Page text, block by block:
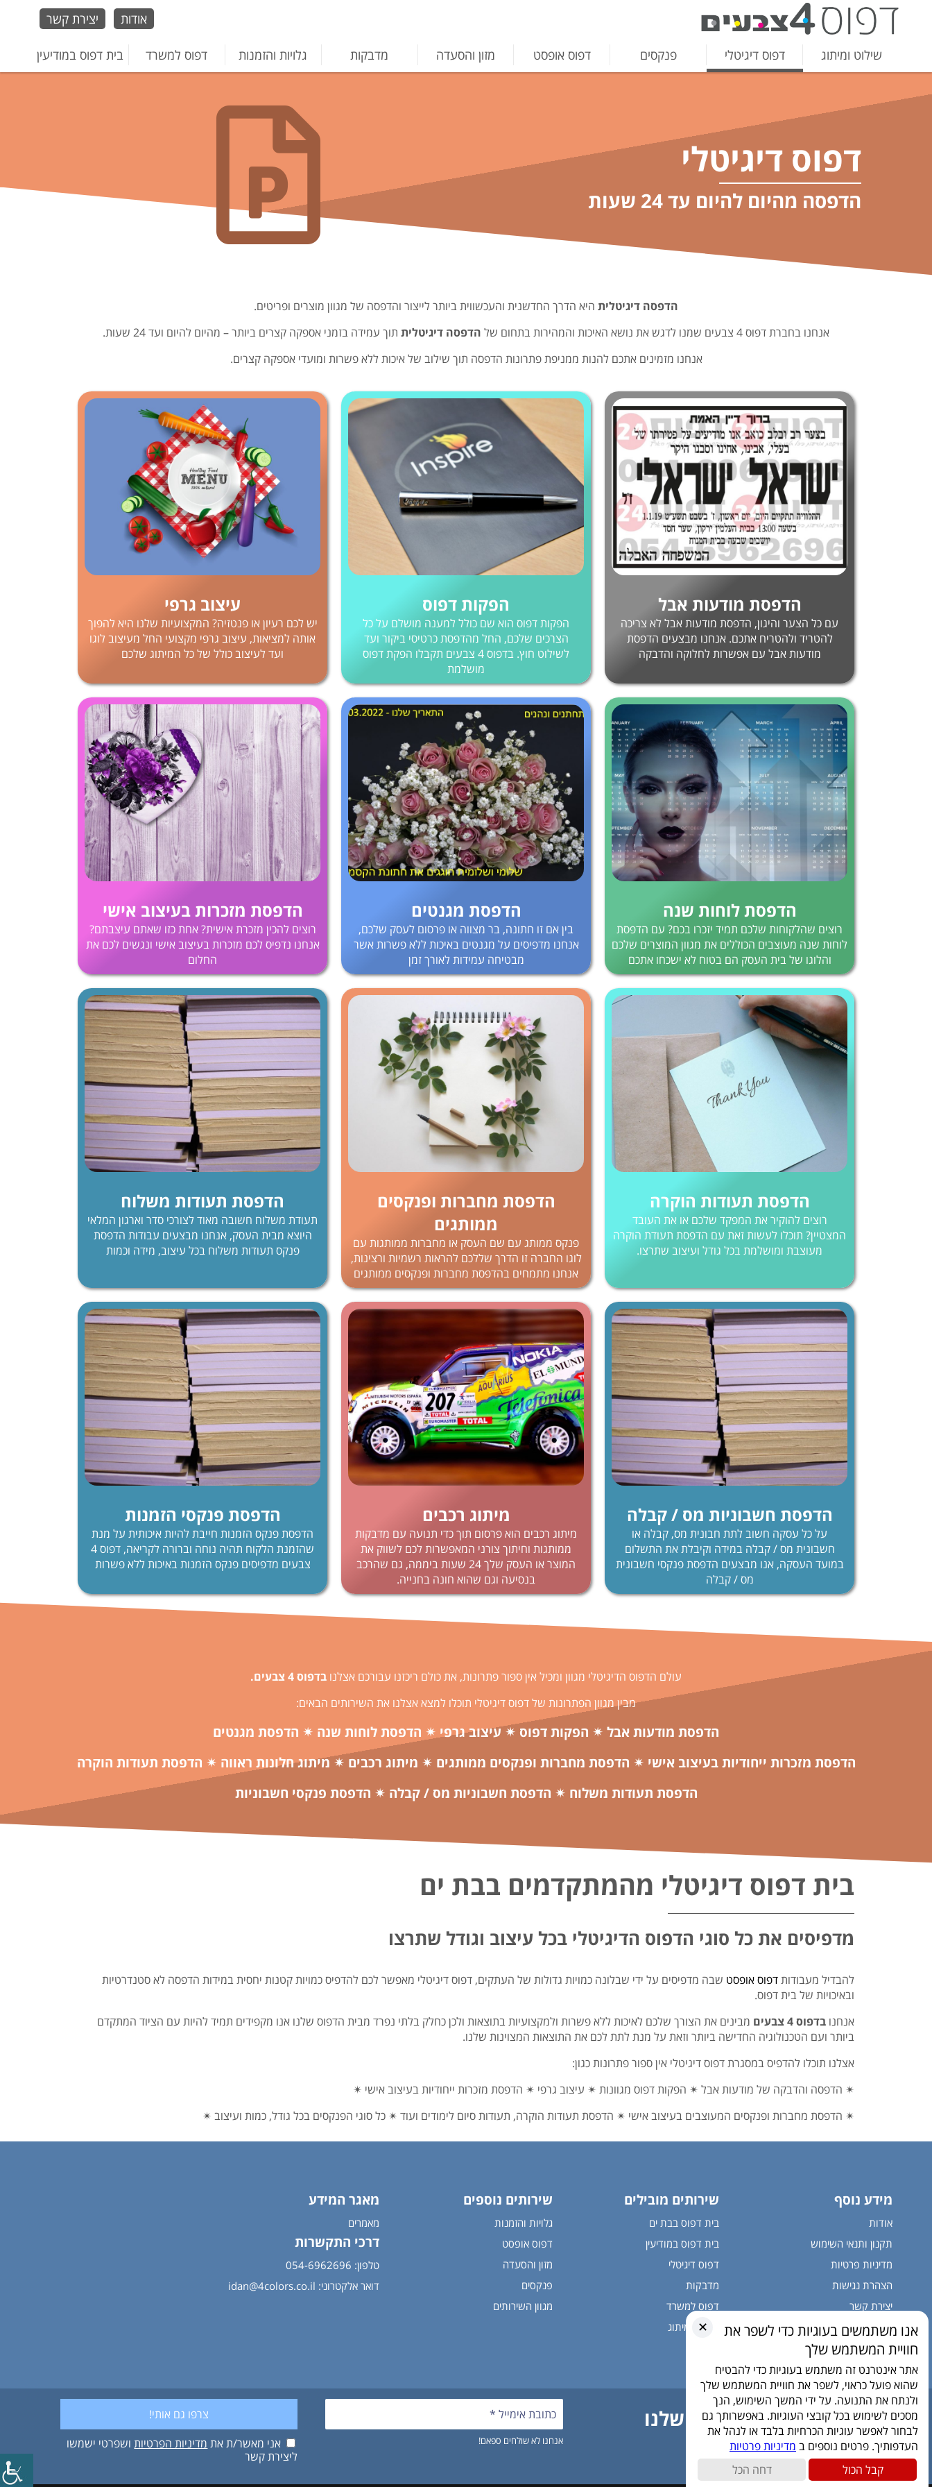
אודות יצירת קשר
שילוט ומיתוג דפוס דיגיטלי פנקסים דפוס אופסט מזון והסעדה מדבקות גלויות והזמנות דפוס למשרד בית דפוס במודיעין
דפוס דיגיטלי
הדפסה מהיום להיום עד 24 שעות
הדפסה דיגיטלית היא הדרך החדשנית והעכשווית ביותר לייצור והדפסה של מגוון מוצרים ופריטים.
אנחנו בחברת דפוס 4 צבעים שמנו לדגש את נושא האיכות והמהירות בתחום של
הדפסה דיגיטלית תוך עמידה בזמני אספקה קצרים ביותר – מהיום להיום ועד 24 שעות.
אנחנו מזמינים אתכם להנות ממניפת פתרונות הדפסה תוך שילוב של איכות ללא פשרות ומועדי אספקה קצרים.
הדפסת מודעות אבל
עם כל הצער והיגון, הדפסת מודעות אבל לא צריכה
להטריד ולהטריח אתכם. אנחנו מבצעים הדפסת
מודעות אבל עם אפשרות לחלוקה והדבקה
הפקות דפוס
הפקות דפוס הוא שם כולל למענה מושלם על כל
הצרכים שלכם, החל מהדפסת כרטיסי ביקור ועד
לשילוט חוץ. בדפוס 4 צבעים תקבלו הפקת דפוס
מושלמת
עיצוב גרפי
יש לכם רעיון או פנטזיה? המקצועיות שלנו היא להפוך
אותה למציאות, עיצוב גרפי מקצועי החל מעיצוב לוגו
ועד לעיצוב כולל של כל המיתוג שלכם
הדפסת לוחות שנה
רוצים שהלקוחות שלכם תמיד יזכרו בכם? עם הדפסת
לוחות שנה מעוצבים הכוללים את מגוון המוצרים שלכם
והלוגו של בית העסק הם בטוח לא ישכחו אתכם
הדפסת מגנטים
בין אם זו חתונה, בר מצווה או פרסום לעסק שלכם,
אנחנו מדפיסים על מגנטים באיכות ללא פשרות אשר
מבטיחה עמידות לאורך זמן
הדפסת מזכרות בעיצוב אישי
רוצים להכין מזכרת אישית? אחת כזו שאתם עיצבתם?
אנחנו נדפיס לכם מזכרות בעיצוב אישי ונגשים לכם את
החלום
הדפסת תעודות הוקרה
רוצים להוקיר את המפקד שלכם או את העובד
המצטיין? תוכלו לעשות זאת עם הדפסת תעודת הוקרה
מעוצבת ומושלמת בכל גודל ועיצוב שתרצו.
הדפסת מחברות ופנקסים
ממותגים
פנקס ממותג עם שם העסק או מחברות ממותגות עם
לוגו החברה זו הדרך שללכם להראות רשמיות ורצינות,
אנחנו מתמחים בהדפסת מחברות ופנקסים ממותגים
הדפסת תעודות משלוח
תעודת משלוח חשובה מאוד לצורכי סדר וארגון המלאי
היוצא מבית העסק, אנחנו מבצעים עבודות הדפסת
פנקס תעודות משלוח בכל עיצוב, מידה וכמות
הדפסת חשבוניות מס / קבלה
על כל עסקה חשוב לתת חבונית מס, קבלה או
חשבונית מס / קבלה במידה וקיבלת את התשלום
במועד העסקה, אנו מבצעים הדפסת פנקסי חשבונית
מס / קבלה
מיתוג רכבים​
מיתוג רכבים הוא פרסום תוך כדי תנועה עם מדבקות
ממותגות וחיתוך צורני המאפשרות לכם לשווק את
המוצר או העסק שלך 24 שעות ביממה, גם שהרכב
בנסיעה וגם שהוא חונה בחנייה.
הדפסת פנקסי הזמנות
הדפסת פנקס הזמנות חייבת להיות איכותית על מנת
שהזמנת הלקוח תהיה נוחה וברורה לקריאה, דפוס 4
צבעים מדפיסים פנקס הזמנות באיכות ללא פשרות
עולם הדפוס הדיגיטלי מגוון ומכיל אין ספור פתרונות, את כולם ריכזנו עבורכם אצלנו בדפוס 4 צבעים.
מבין מגוון הפתרונות של דפוס דיגיטלי תוכלו למצא אצלנו את השירותים הבאים:
הדפסת מודעות אבל ✴ הפקות דפוס ✴ עיצוב גרפי ✴ הדפסת לוחות שנה ✴ הדפסת מגנטים
הדפסת מזכרות ייחודיות בעיצוב אישי ✴ הדפסת מחברות ופנקסים ממותגים ✴ מיתוג רכבים ✴ מיתוג חלונות ראווה ✴ הדפסת תעודות הוקרה
הדפסת תעודות משלוח ✴ הדפסת חשבוניות מס / קבלה ✴ הדפסת פנקסי חשבוניות
בית דפוס דיגיטלי מהמתקדמים בבת ים
מדפיסים את כל סוגי הדפוס הדיגיטלי בכל עיצוב וגודל שתרצו
להבדיל מעבודותדפוס אופסט שבה מדפיסים על ידי שבלונה כמויות גדולות של העתקים, דפוס דיגיטלי מאפשר לכם להדפיס כמויות קטנות יחסית במידות הדפסה לא סטנדרטיות
ובאיכויות של בית דפוס.
אנחנו בדפוס 4 צבעים
מבינים את הצורך שלכם לאיכות ללא פשרות ולמקצועיות בתוצאות ולכן כחלק בלתי נפרד מבית הדפוס שלנו אנו מקפידים תמיד להיות עם הציוד המתקדם
ביותר ועם הטכנולוגיה החדישה ביותר וזאת על מנת לתת לכם את התוצאות המצוינות שלנו.
אצלנו תוכלו להדפיס במסגרת דפוס דיגיטלי אין ספור פתרונות כגון:
✴ הדפסה והדבקה של מודעות אבל ✴ הפקות דפוס מגוונות ✴ עיצוב גרפי ✴ הדפסת מזכרות ייחודיות בעיצוב אישי ✴
✴ הדפסת מחברות ופנקסים המעוצבים בעיצוב אישי ✴ הדפסת תעודות הוקרה, תעודות סיום לימודים ועוד ✴ כל סוגי הפנקסים בכל גודל, כמות ועיצוב ✴
מידע נוסף
אודות
תקנון ותנאי השימוש
מדיניות פרטיות
הצהרת נגישות
יצירת קשר
שירותים מובילים
בית דפוס בבת ים
בית דפוס במודיעין
דפוס דיגיטלי
מדבקות
דפוס למשרד
שילוט ומיתוג
שירותים נוספים
גלויות והזמנות
דפוס אופסט
מזון והסעדה
פנקסים
מגוון השירותים
מאגר המידע
מאמרים
דרכי התקשרות
טלפון: 054-6962696
דואר אלקטרוני: idan@4colors.co.il
הירשמו לניוזלטר שלנו
היה הראשון לדעת מתילמה וכמה אנחנו לא שולחים ספאם! אני מאשר/ת את מדיניות הפרטיותושפרטי ישמשו
ליצירת קשר
✕
אנו משתמשים בעוגיות כדי לשפר את
חוויית המשתמש שלך
אתר אינטרנט זה משתמש בעוגיות כדי להבטיח
שהוא פועל כראוי, לשפר את חוויית המשתמש שלך
ולנתח את התנועה. על ידי המשך השימוש, הנך
מסכים לשימוש בכל קובצי העוגיות. באפשרותך גם
לבחור לאפשר עוגיות הכרחיות בלבד או לנהל את
העדפותיך. פרטים נוספים ב מדיניות פרטיות
קבל הכול
דחה הכל